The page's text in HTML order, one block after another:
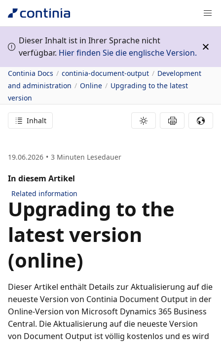
Dieser Inhalt ist in Ihrer Sprache nicht
verfügbar. Hier finden Sie die englische Version.
Continia Docs continia-document-output
Development
and administration
Online
Upgrading to the latest
version
Inhalt
19.06.2026 3 Minuten Lesedauer
In diesem Artikel
Related information
Upgrading to the
latest version
(online)
Dieser Artikel enthält Details zur Aktualisierung auf die
neueste Version von Continia Document Output in der
Online-Version von Microsoft Dynamics 365 Business
Central. Die Aktualisierung auf die neueste Version
von Document Output ist völlig kostenlos und es wird